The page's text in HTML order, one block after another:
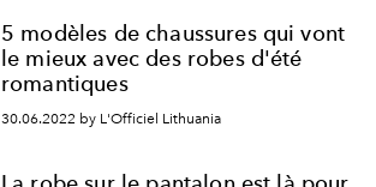
5 modèles de chaussures qui vont
le mieux avec des robes d'été
romantiques
30.06.2022 by L'Officiel Lithuania